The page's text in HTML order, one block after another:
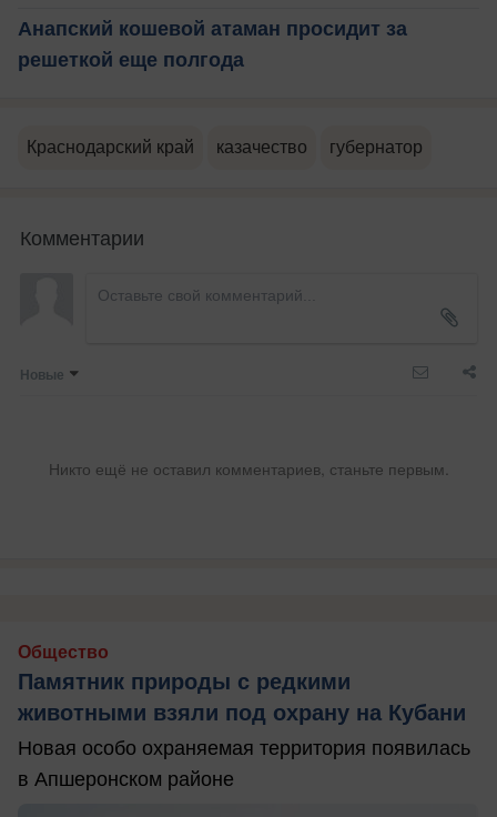
Анапский кошевой атаман просидит за
решеткой еще полгода
Краснодарский край казачество губернатор
Комментарии
Новые
Никто ещё не оставил комментариев, станьте первым.
Общество
Памятник природы с редкими
животными взяли под охрану на Кубани
Новая особо охраняемая территория появилась
в Апшеронском районе